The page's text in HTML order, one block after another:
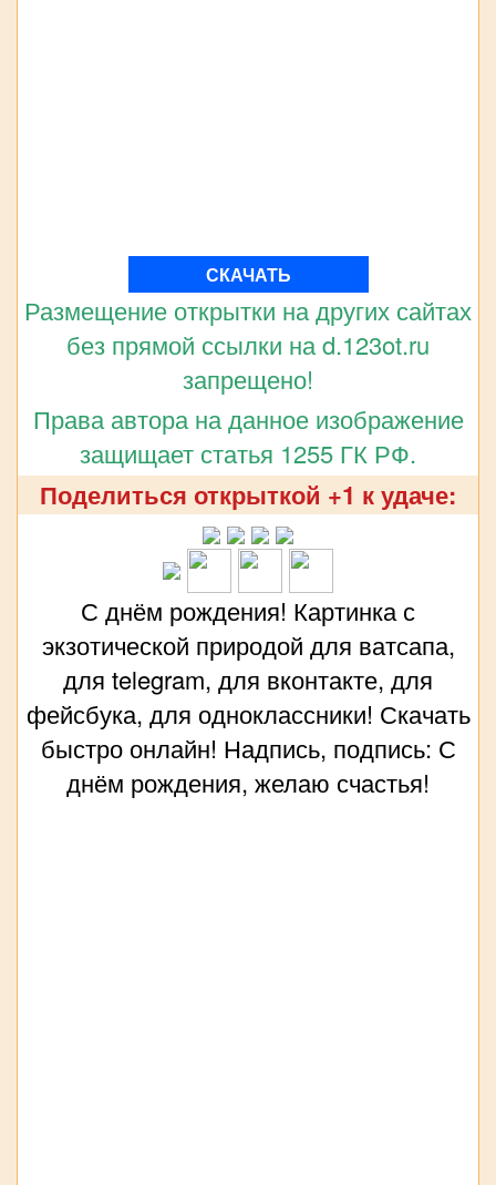
СКАЧАТЬ
Размещение открытки на других сайтах
без прямой ссылки на d.123ot.ru
запрещено!
Права автора на данное изображение
защищает статья 1255 ГК РФ.
Поделиться открыткой +1 к удаче:
С днём рождения! Картинка с
экзотической природой для ватсапа,
для telegram, для вконтакте, для
фейсбука, для одноклассники! Скачать
быстро онлайн! Надпись, подпись: С
днём рождения, желаю счастья!